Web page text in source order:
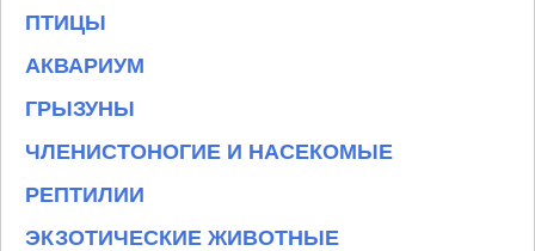
ПТИЦЫ
АКВАРИУМ
ГРЫЗУНЫ
ЧЛЕНИСТОНОГИЕ И НАСЕКОМЫЕ
РЕПТИЛИИ
ЭКЗОТИЧЕСКИЕ ЖИВОТНЫЕ